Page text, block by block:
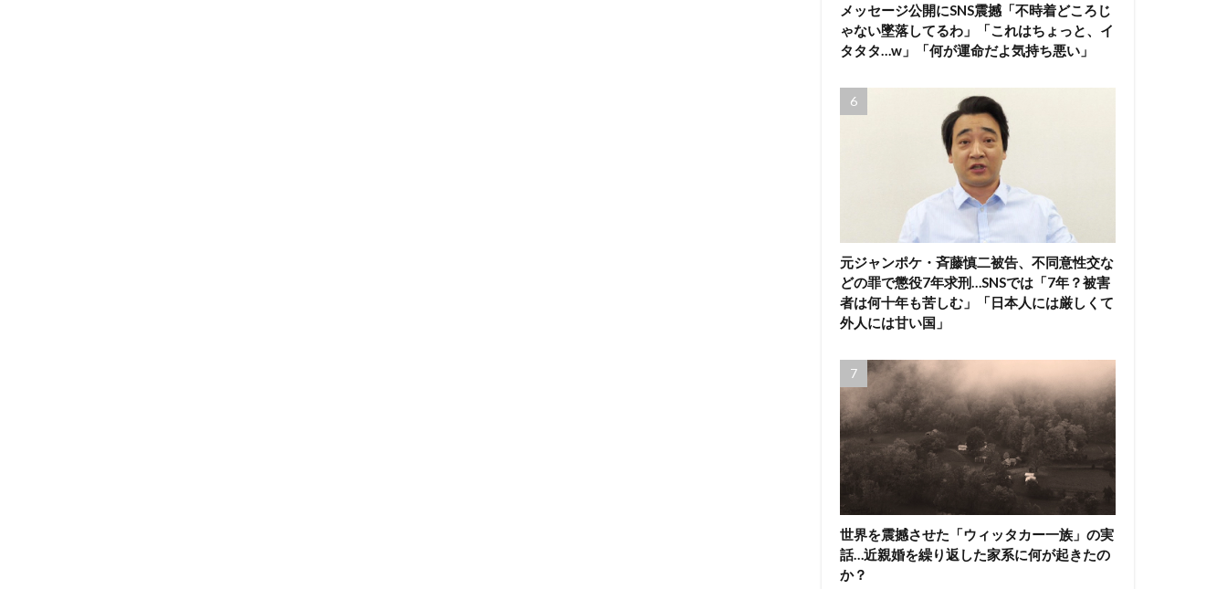
メッセージ公開にSNS震撼「不時着どころじ
ゃない墜落してるわ」「これはちょっと、イ
タタタ…w」「何が運命だよ気持ち悪い」
元ジャンポケ・斉藤慎二被告、不同意性交な
どの罪で懲役7年求刑…SNSでは「7年？被害
者は何十年も苦しむ」「日本人には厳しくて
外人には甘い国」
世界を震撼させた「ウィッタカー一族」の実
話…近親婚を繰り返した家系に何が起きたの
か？